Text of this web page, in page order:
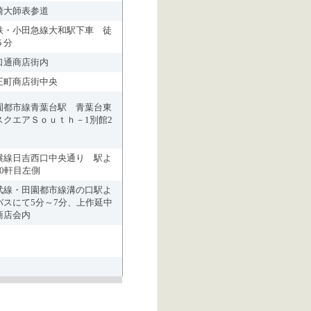
大師表参道
・小田急線大和駅下車 徒
分
通商店街内
町商店街中央
都市線青葉台駅 青葉台東
クエアＳｏｕｔｈ－1別館2
線日吉西口中央通り 駅よ
軒目左側
線・田園都市線溝の口駅よ
スにて5分～7分、上作延中
店会内